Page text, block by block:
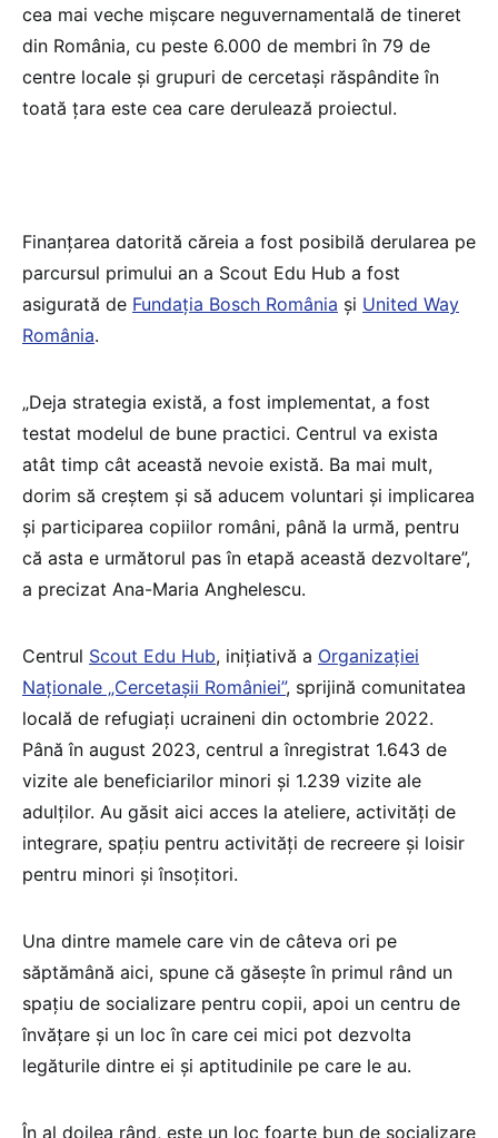
cea mai veche mişcare neguvernamentală de tineret
din România, cu peste 6.000 de membri în 79 de
centre locale şi grupuri de cercetaşi răspândite în
toată ţara este cea care derulează proiectul.
Finanțarea datorită căreia a fost posibilă derularea pe
parcursul primului an a Scout Edu Hub a fost
asigurată de Fundația Bosch România și United Way
România.
„Deja strategia există, a fost implementat, a fost
testat modelul de bune practici. Centrul va exista
atât timp cât această nevoie există. Ba mai mult,
dorim să creștem și să aducem voluntari și implicarea
și participarea copiilor români, până la urmă, pentru
că asta e următorul pas în etapă această dezvoltare”,
a precizat Ana-Maria Anghelescu.
Centrul Scout Edu Hub, inițiativă a Organizaţiei
Naţionale „Cercetaşii României”, sprijină comunitatea
locală de refugiaţi ucraineni din octombrie 2022.
Până în august 2023, centrul a înregistrat 1.643 de
vizite ale beneficiarilor minori și 1.239 vizite ale
adulților. Au găsit aici acces la ateliere, activităţi de
integrare, spațiu pentru activități de recreere şi loisir
pentru minori şi însoțitori.
Una dintre mamele care vin de câteva ori pe
săptămână aici, spune că găsește în primul rând un
spațiu de socializare pentru copii, apoi un centru de
învățare și un loc în care cei mici pot dezvolta
legăturile dintre ei și aptitudinile pe care le au.
În al doilea rând, este un loc foarte bun de socializare